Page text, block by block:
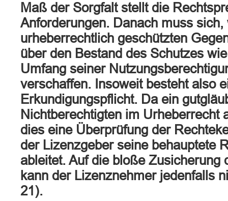
Maß der Sorgfalt stellt die
Anforderungen. Danach muss
urheberrechtlich geschützten
über den Bestand des Schutzes
Umfang seiner
verschaffen. Insoweit besteht also
Erkundigungspflicht. Da ein
Nichtberechtigten im Urheberrecht
dies eine Überprüfung der
der Lizenzgeber seine behauptete
ableitet. Auf die bloße Zusicherung
kann der Lizenznehmer jedenfalls
21).